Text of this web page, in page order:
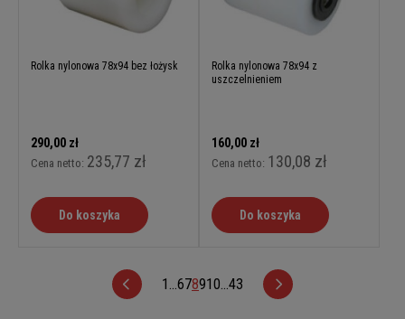
Rolka nylonowa 78x94 bez łożysk
290,00 zł
Cena netto: 235,77 zł
Do koszyka
Rolka nylonowa 78x94 z
uszczelnieniem
160,00 zł
Cena netto: 130,08 zł
Do koszyka
1 ...678910...43